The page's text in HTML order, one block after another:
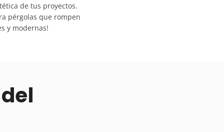
de tus proyectos.
pérgolas que rompen
y modernas!